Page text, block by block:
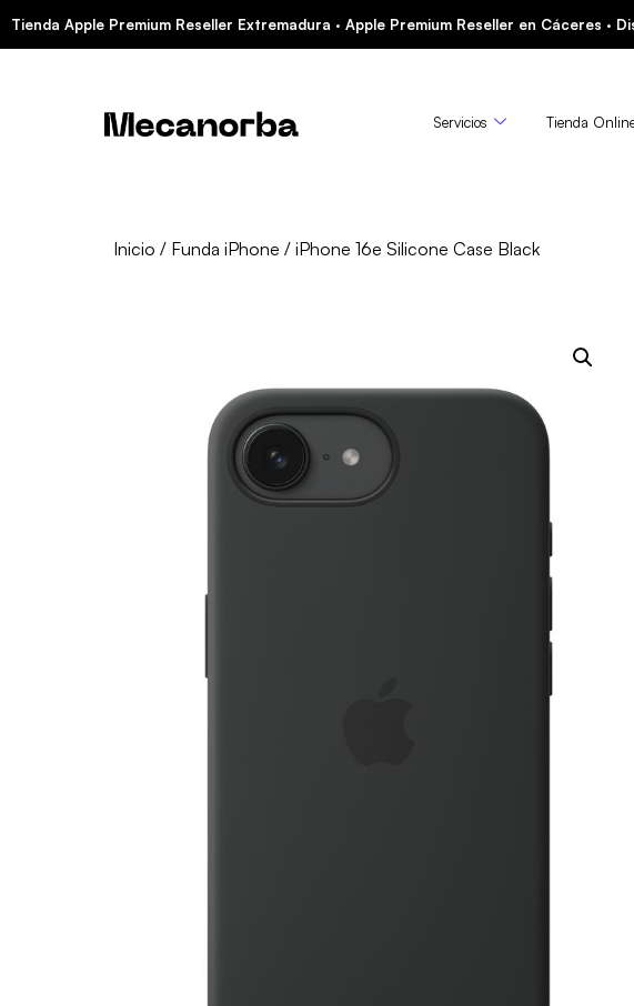
Tienda Apple Premium Reseller Extremadura · Apple Premium Reseller en Cáceres ·
Servicios Tienda
Inicio / Funda iPhone / iPhone 16e Silicone Case Black